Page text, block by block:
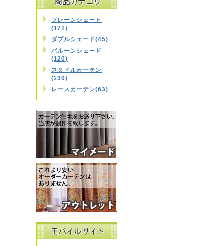
プレーンシェード
(171)
ダブルシェード(45)
バルーンシェード
(120)
スタイルカーテン
(230)
レースカーテン(63)